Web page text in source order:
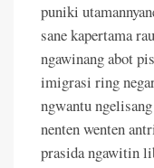
puniki
sane kapertama
ngawinang abot
imigrasi ring
ngwantu
nenten wenten
prasida ngawitin